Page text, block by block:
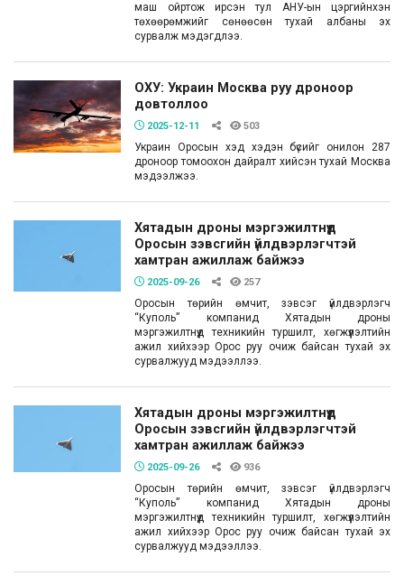
маш ойртож ирсэн тул АНУ-ын цэргийнхэн
төхөөрөмжийг сөнөөсөн тухай албаны эх
сурвалж мэдэгдлээ.
ОХУ: Украин Москва руу дроноор
довтоллоо
2025-12-11 503
Украин Оросын хэд хэдэн бүсийг онилон 287
дроноор томоохон дайралт хийсэн тухай Москва
мэдээлжээ.
Хятадын дроны мэргэжилтнүүд
Оросын зэвсгийн үйлдвэрлэгчтэй
хамтран ажиллаж байжээ
2025-09-26 257
Оросын төрийн өмчит, зэвсэг үйлдвэрлэгч
“Куполь” компанид Хятадын дроны
мэргэжилтнүүд техникийн туршилт, хөгжүүлэлтийн
ажил хийхээр Орос руу очиж байсан тухай эх
сурвалжууд мэдээллээ.
Хятадын дроны мэргэжилтнүүд
Оросын зэвсгийн үйлдвэрлэгчтэй
хамтран ажиллаж байжээ
2025-09-26 936
Оросын төрийн өмчит, зэвсэг үйлдвэрлэгч
“Куполь” компанид Хятадын дроны
мэргэжилтнүүд техникийн туршилт, хөгжүүлэлтийн
ажил хийхээр Орос руу очиж байсан тухай эх
сурвалжууд мэдээллээ.